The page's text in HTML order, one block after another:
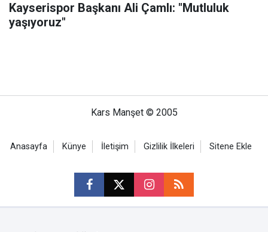
Kayserispor Başkanı Ali Çamlı: "Mutluluk
yaşıyoruz"
Kars Manşet © 2005
Anasayfa Künye İletişim Gizlilik İlkeleri Sitene Ekle